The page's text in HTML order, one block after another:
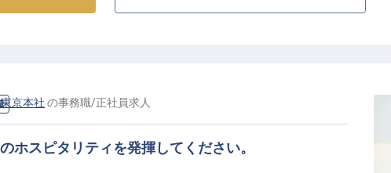
京本社 の事務職/正社員求人
ホスピタリティを発揮してください。